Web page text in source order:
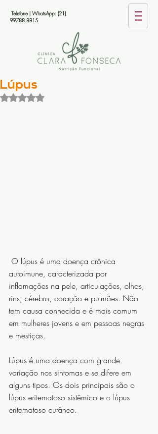
Telefone | WhatsApp: (21)
99788.8815
Lúpus
Avaliado com NaN de 5 estrelas.
autoimune, caracterizada por
inflamações na pele, articulações, olhos,
rins, cérebro, coração e pulmões. Não
tem causa conhecida e é mais comum
em mulheres jovens e em pessoas negras
e mestiças.
Lúpus é uma doença com grande
variação nos sintomas e se difere em
alguns tipos. Os dois principais são o
lúpus eritematoso sistêmico e o lúpus
eritematoso cutâneo.